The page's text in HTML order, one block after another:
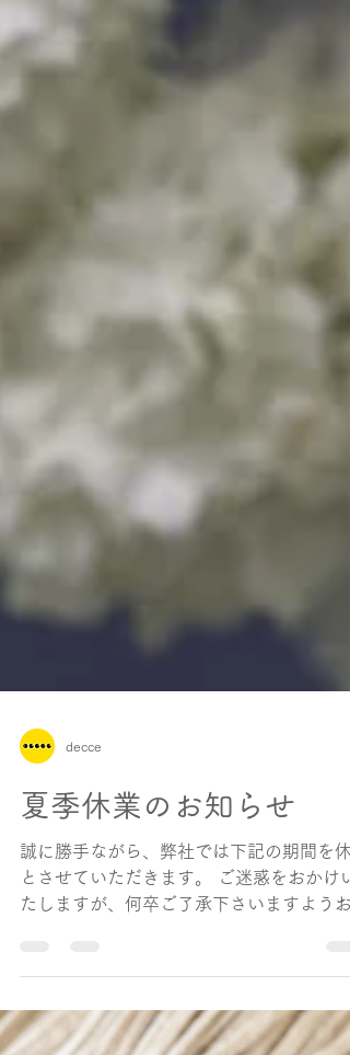
decce
夏季休業のお知らせ
たしますが、何卒ご了承下さいますようお
い申し上げます。 8月13日（水）〜8月17